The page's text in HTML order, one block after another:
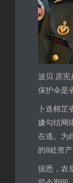
波贝 原宪
保护伞是
卜迭棉
嫌勾结网
在逃。为
的8处资产
据悉，农